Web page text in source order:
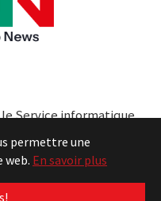
permettre une
En savoir plus
Service informatique